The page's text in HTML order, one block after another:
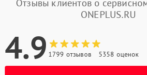
Отзывы клиентов о
ONEPLUS.RU
4.9 1799 отзывов 5358 оценок